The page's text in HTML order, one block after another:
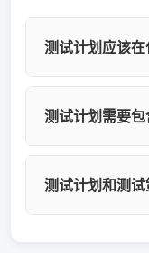
测试计划应该在
在开发启动前完
个Sprint开始时
测试计划需要包
测试策略（怎么
测试计划和测试